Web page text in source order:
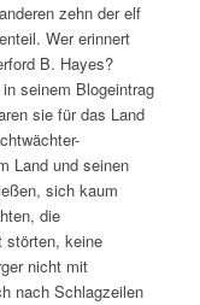
zehn der elf
Wer erinnert
B. Hayes?
seinem Blogeintrag
sie für das Land
Land und seinen
sich kaum
die
störten, keine
nicht mit
nach Schlagzeilen